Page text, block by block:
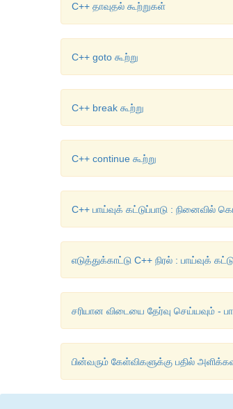
C++ தாவுதல் கூற்றுகள்
C++ goto கூற்று
C++ break கூற்று
C++ continue கூற்று
C++ பாய்வுக் கட்டுப்பாடு : நினைவில்
எடுத்துக்காட்டு C++ நிரல் : பாய்வுக்
சரியான விடையை தேர்வு செய்யவும் -
பின்வரும் கேள்விகளுக்கு பதில்